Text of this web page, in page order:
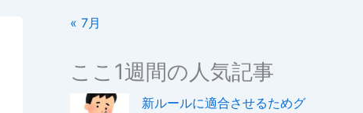
« 7月
ここ1週間の人気記事
新ルールに適合させるためグ